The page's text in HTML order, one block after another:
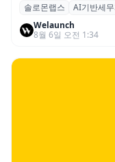
솔로몬랩스,
절세 전략 AI 에
솔로몬랩스 AI기반세
Welaunch
8월 6일 오전 1:34